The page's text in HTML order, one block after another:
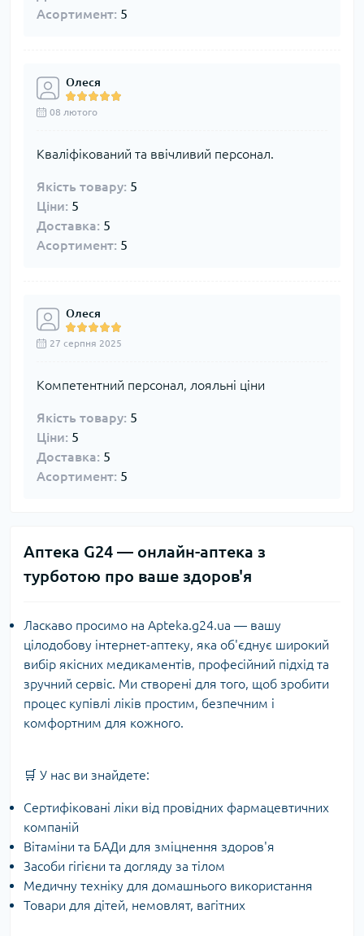
Асортимент: 5
Олеся
08 лютого
Кваліфікований та ввічливий персонал.
Якість товару: 5
Ціни: 5
Доставка: 5
Асортимент: 5
Олеся
27 серпня 2025
Компетентний персонал, лояльні ціни
Якість товару: 5
Ціни: 5
Доставка: 5
Асортимент: 5
Аптека G24 — онлайн-аптека з
турботою про ваше здоров'я
Ласкаво просимо на Apteka.g24.ua — вашу
цілодобову інтернет-аптеку, яка об'єднує широкий
вибір якісних медикаментів, професійний підхід та
зручний сервіс. Ми створені для того, щоб зробити
процес купівлі ліків простим, безпечним і
комфортним для кожного.
🛒 У нас ви знайдете:
Сертифіковані ліки від провідних фармацевтичних
компаній
Вітаміни та БАДи для зміцнення здоров'я
Засоби гігієни та догляду за тілом
Медичну техніку для домашнього використання
Товари для дітей, немовлят, вагітних